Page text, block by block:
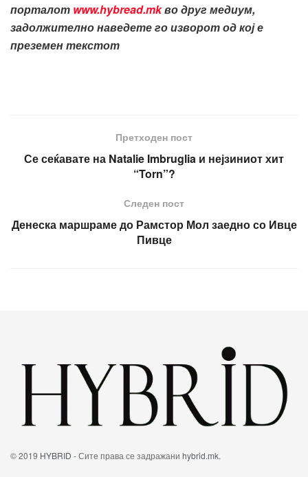
порталот www.hybread.mkво друг медиум,
задолжително наведете го изворот од кој е
преземен текстот
Претходен пост
Се сеќавате на Natalie Imbruglia и нејзиниот хит
“Torn”?
Следен пост
Денеска маршраме до Рамстор Мол заедно со Ивце
Пивце
© 2019 HYBRID - Сите права се задражани hybrid.mk.